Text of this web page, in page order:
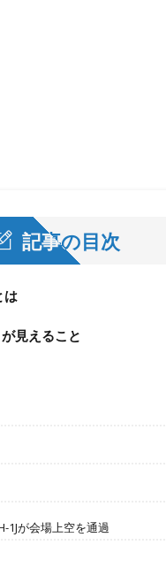
記事の目次
は
見えること
1Jが会場上空を通過